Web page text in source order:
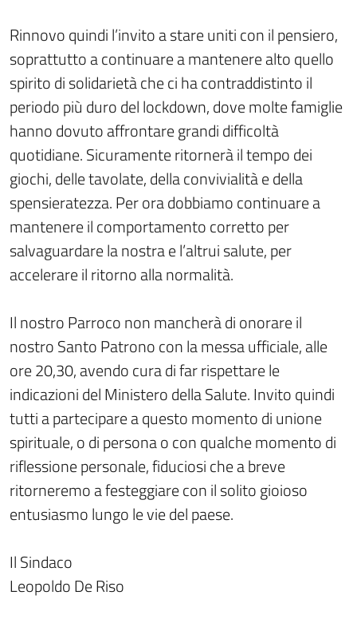
Rinnovo quindi l’invito a stare uniti con il pensiero,
soprattutto a continuare a mantenere alto quello
spirito di solidarietà che ci ha contraddistinto il
periodo più duro del lockdown, dove molte famiglie
hanno dovuto affrontare grandi difficoltà
quotidiane. Sicuramente ritornerà il tempo dei
giochi, delle tavolate, della convivialità e della
spensieratezza. Per ora dobbiamo continuare a
mantenere il comportamento corretto per
salvaguardare la nostra e l’altrui salute, per
accelerare il ritorno alla normalità.
Il nostro Parroco non mancherà di onorare il
nostro Santo Patrono con la messa ufficiale, alle
ore 20,30, avendo cura di far rispettare le
indicazioni del Ministero della Salute. Invito quindi
tutti a partecipare a questo momento di unione
spirituale, o di persona o con qualche momento di
riflessione personale, fiduciosi che a breve
ritorneremo a festeggiare con il solito gioioso
entusiasmo lungo le vie del paese.
Il Sindaco
Leopoldo De Riso